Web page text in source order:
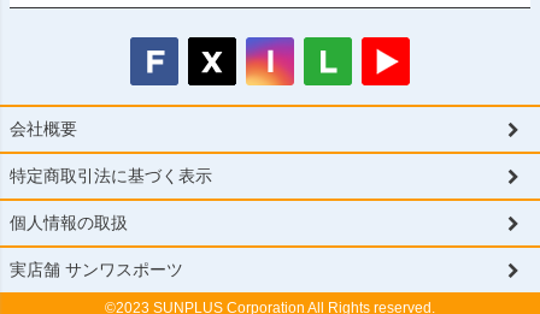
会社概要
特定商取引法に基づく表示
個人情報の取扱
実店舗 サンワスポーツ
©2023 SUNPLUS Corporation All Rights reserved.